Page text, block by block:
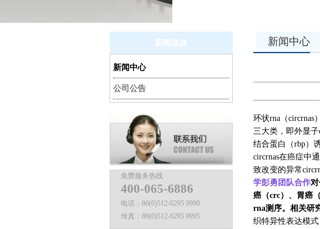
新闻媒体
新闻中心
公司公告
免费服务热线
400-065-6886
电话： 86(0)512-6295 9990
传真： 86(0)512-6295 9995
新闻中心
环状rna （circrnas
三大类，即外显子
结合蛋白（rbp）
circrnas在癌症中
致改变的异常
学彭勇团队合作
癌（crc）、胃癌（
rna测序。 相关研
织特异性表达模